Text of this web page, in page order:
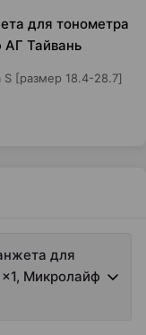
для тонометра
АГ Тайвань
[размер 18.4-28.7]
для
Микролайф